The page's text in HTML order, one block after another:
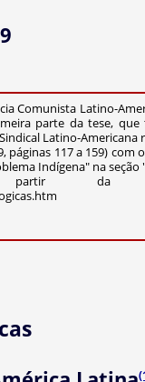
Comunista Latino-
parte da tese,
Latino-
117 a 159)
Indígena" na
da